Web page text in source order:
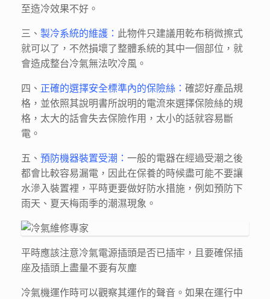
至造冷效果不好。
三、 製冷系統的維護： 此物件只建議用乾布稍微擦式
就可以了，不然損壞了整體系統的其中一個部位，就
會造成整台冷氣無法吹冷風。
四、 正確的選擇安全標準內的保險絲： 確認好產品規
格，並依照其說明書所說明的電流來選擇保險絲的規
格，太大的話會失去保險作用，太小的話就容易斷
電。
五、 預防機器裝置受潮： 一般的電器在經過受潮之後
都會比較容易漏電，因此在保養的時候盡可能不要讓
水滲入裝置裡，平時更要做好防水措施，例如預防下
雨天、夏天梅雨季的潮濕現象。
平時應該注意冷氣電源插頭是否已插牢，且要確保插
座及插頭上盡量不要有灰塵
冷氣機運作時可以觀察其運作的聲音。如果在運行中